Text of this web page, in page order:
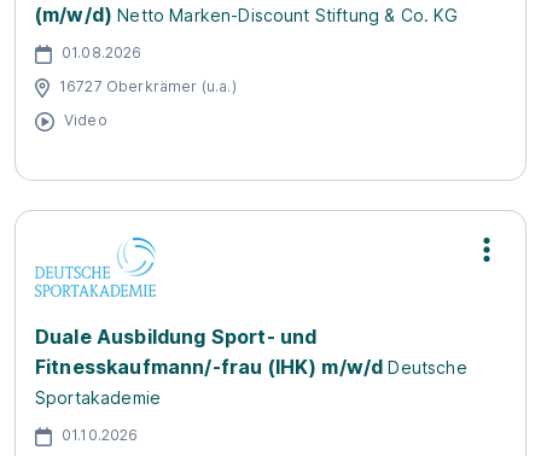
(m/w/d) Netto Marken-Discount Stiftung & Co. KG
01.08.2026
16727 Oberkrämer (u.a.)
Video
Duale Ausbildung Sport- und
Fitnesskaufmann/-frau (IHK) m/w/d Deutsche
Sportakademie
01.10.2026